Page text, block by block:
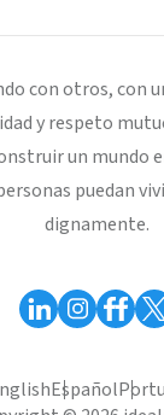
con otros, con
y respeto
un mundo
puedan
dignamente.
Español